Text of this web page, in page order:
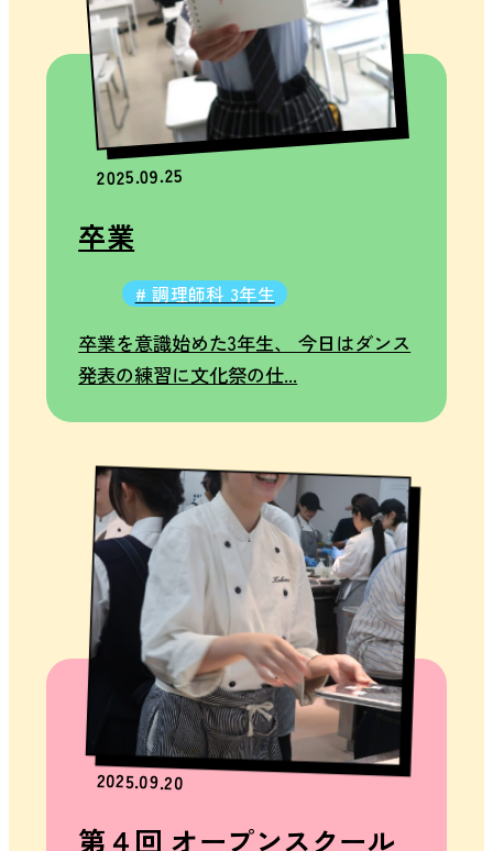
2025.09.25
卒業
# 調理師科 3年生
卒業を意識始めた3年生、 今日はダンス
発表の練習に文化祭の仕...
2025.09.20
第４回 オープンスクール